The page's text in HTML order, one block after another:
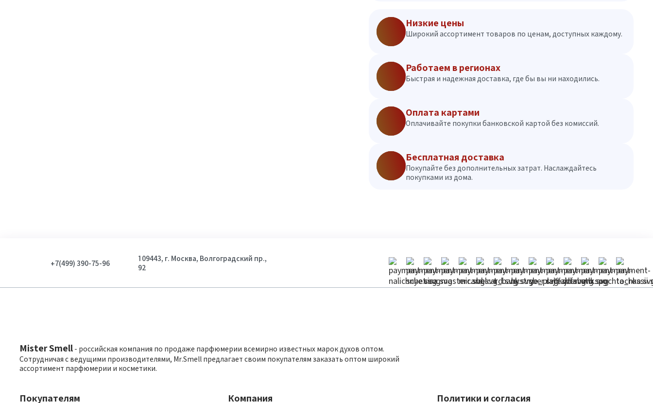
Низкие цены
Широкий ассортимент товаров по ценам, доступных каждому.
Работаем в регионах
Быстрая и надежная доставка, где бы вы ни находились.
Оплата картами
Оплачивайте покупки банковской картой без комиссий.
Бесплатная доставка
Покупайте без дополнительных затрат. Наслаждайтесь
покупками из дома.
+7(499) 390-75-96
109443, г. Москва, Волгоградский пр.,
92
Mister Smell - российская компания по продаже парфюмерии всемирно известных марок духов оптом.
Сотрудничая с ведущими производителями, Mr.Smell предлагает своим покупателям заказать оптом широкий
ассортимент парфюмерии и косметики.
Покупателям Компания Политики и согласия